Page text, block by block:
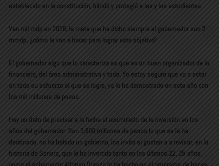
establecido en la constitución, blindó y protegió a las y los estudiantes.
Van mil mdp en 2026, la meta que ha dicho siempre el gobernador son 2
mmdp, ¿cómo le van a hacer para lograr este objetivo?
El gobernador algo que lo caracteriza es que es un buen organizador de lo
financiero, del área administrativa y todo. Yo estoy seguro que va a estar
en todo su esfuerzo el que se logre, ya lo ha demostrado en este año con
los mil millones de pesos.
Hay un dato de precisar a la fecha el acumulado de la inversión en los
años del gobernador. Son 3,600 millones de pesos lo que se le ha
destinado, no ha habido un gobierno, los invito si gustan a a revisar, en la
historia de Sonora, que le ha invertido tanto en los últimos 22, 25 años,